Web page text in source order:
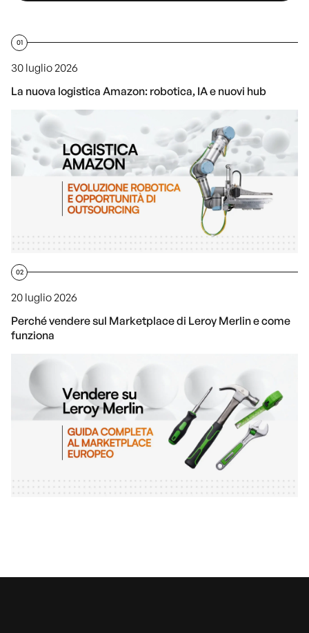
01
30 luglio 2026
La nuova logistica Amazon: robotica, IA e nuovi hub
02
20 luglio 2026
Perché vendere sul Marketplace di Leroy Merlin e come
funziona